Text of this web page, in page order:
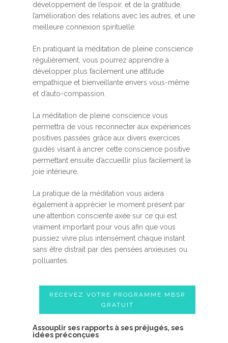
développement de l’espoir, et de la gratitude,
l’amélioration des relations avec les autres, et une
meilleure connexion spirituelle.
En pratiquant la méditation de pleine conscience
régulièrement, vous pourrez apprendre à
développer plus facilement une attitude
empathique et bienveillante envers vous-même
et d’auto-compassion.
La méditation de pleine conscience vous
permettra de vous reconnecter aux expériences
positives passées grâce aux divers exercices
guidés visant à ancrer cette conscience positive
permettant ensuite d’accueillir plus facilement la
joie intérieure.
La pratique de la méditation vous aidera
également à apprécier le moment présent par
une attention consciente axée sur ce qui est
vraiment important pour vous afin que vous
puissiez vivre plus intensément chaque instant
sans être distrait par des pensées anxieuses ou
polluantes.
RECEVEZ VOTRE PROGRAMME MBSR
GRATUIT
Assouplir ses rapports à ses préjugés, ses
idées préconçues